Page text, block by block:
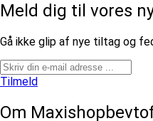
Meld dig til vores
​Gå ikke glip af nye tiltag og
Tilmeld
Om